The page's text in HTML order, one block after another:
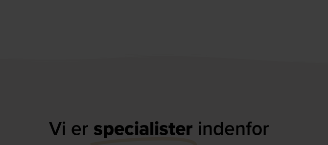
Vi er specialister indenfor